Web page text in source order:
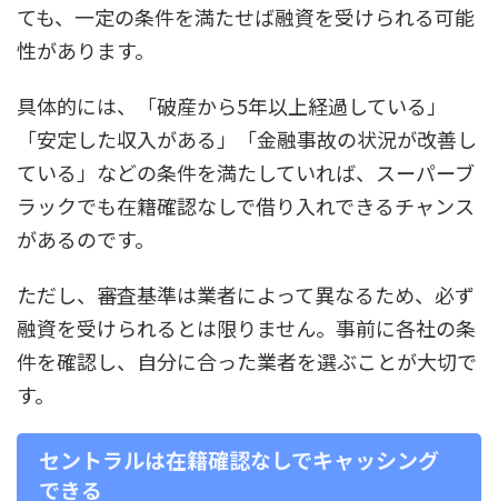
ても、一定の条件を満たせば融資を受けられる可能
性があります。
具体的には、「破産から5年以上経過している」
「安定した収入がある」「金融事故の状況が改善し
ている」などの条件を満たしていれば、スーパーブ
ラックでも在籍確認なしで借り入れできるチャンス
があるのです。
ただし、審査基準は業者によって異なるため、必ず
融資を受けられるとは限りません。事前に各社の条
件を確認し、自分に合った業者を選ぶことが大切で
す。
セントラルは在籍確認なしでキャッシング
できる